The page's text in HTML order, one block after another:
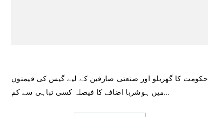
حکومت کا گھریلو اور صنعتی صارفین کے لیے گیس کی قیمتوں
میں ہوشربا اضافے کا فیصلہ کسی تباہی سے کم…